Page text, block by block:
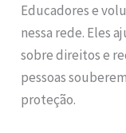
Educadores e
nessa rede. Eles
sobre direitos e
pessoas
proteção.